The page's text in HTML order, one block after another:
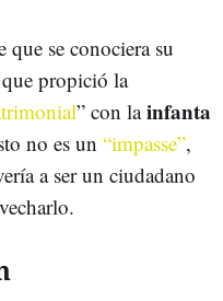
que se conociera su
propició la
” con lainfanta
no es un “impasse”,
a ser un ciudadano